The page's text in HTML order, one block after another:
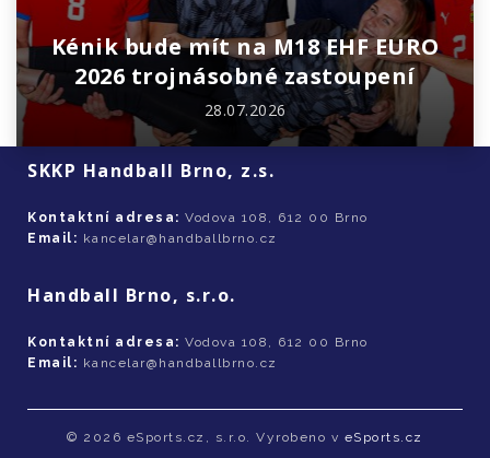
Kénik bude mít na M18 EHF EURO
2026 trojnásobné zastoupení
28.07.2026
SKKP Handball Brno, z.s.
Kontaktní adresa: Vodova 108, 612 00 Brno
Email: kancelar@handballbrno.cz
Handball Brno, s.r.o.
Kontaktní adresa: Vodova 108, 612 00 Brno
Email: kancelar@handballbrno.cz
© 2026 eSports.cz, s.r.o. Vyrobeno v eSports.cz